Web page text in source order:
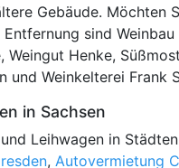
Gebäude. Möchten
sind
Weingut Henke,
und Weinkelterei Frank
in Sachsen
Leihwagen in
, Autovermietung